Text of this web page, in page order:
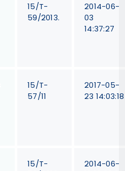
15/T-
59/2013.
2014-06-
03
14:37:27
15/T-
57/11
2017-05-
23 14:03:18
15/T-
2014-06-